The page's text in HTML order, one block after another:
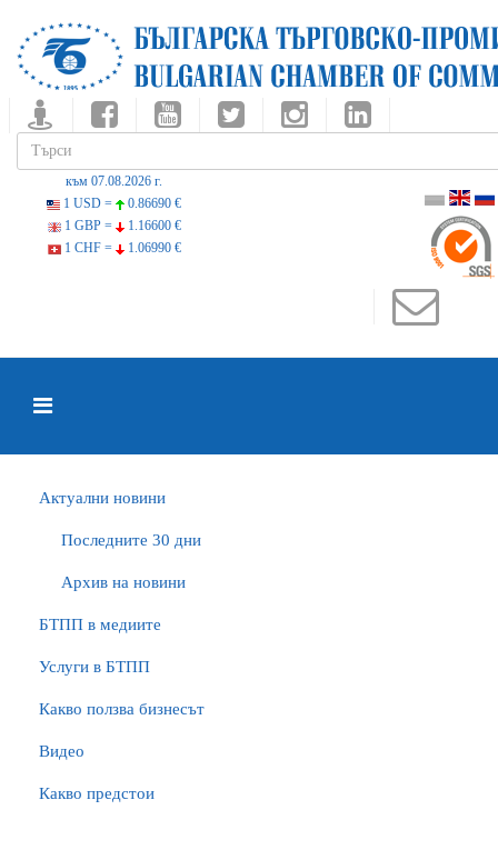
към 07.08.2026 г.
1 USD =
0.86690 €
1 GBP =
1.16600 €
1 CHF =
1.06990 €
Актуални новини
Последните 30 дни
Архив на новини
БTПП в медиите
Услуги в БТПП
Какво ползва бизнесът
Видео
Какво предстои